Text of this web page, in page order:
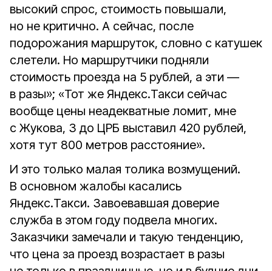
высокий спрос, стоимость повышали,
но не критично. А сейчас, после
подорожания маршруток, словно с катушек
слетели. Но маршрутчики подняли
стоимость проезда на 5 рублей, а эти —
в разы»; «Тот же Яндекс.Такси сейчас
вообще цены неадекватные ломит, мне
с Жукова, 3 до ЦРБ выставил 420 рублей,
хотя тут 800 метров расстояние».
И это только малая толика возмущений.
В основном жалобы касались
Яндекс.Такси. Завоевавшая доверие
служба в этом году подвела многих.
Заказчики замечали и такую тенденцию,
что цена за проезд возрастает в разы